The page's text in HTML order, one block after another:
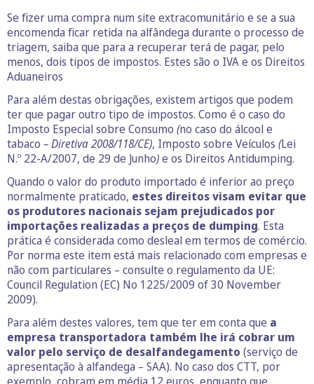
Se fizer uma compra num site extracomunitário e se a sua
encomenda ficar retida na alfândega durante o processo de
triagem, saiba que para a recuperar terá de pagar, pelo
menos, dois tipos de impostos. Estes são o IVA e os Direitos
Aduaneiros
Para além destas obrigações, existem artigos que podem
ter que pagar outro tipo de impostos. Como é o caso do
Imposto Especial sobre Consumo (no caso do álcool e
tabaco – Diretiva 2008/118/CE), Imposto sobre Veículos (Lei
N.º 22-A/2007, de 29 de Junho)e os Direitos Antidumping.
Quando o valor do produto importado é inferior ao preço
normalmente praticado, estes direitos visam evitar que
os produtores nacionais sejam prejudicados por
importações realizadas a preços de dumping. Esta
prática é considerada como desleal em termos de comércio.
Por norma este item está mais relacionado com empresas e
não com particulares – consulte o regulamento da UE:
Council Regulation (EC) No 1225/2009 of 30 November
2009).
Para além destes valores, tem que ter em conta que a
empresa transportadora também lhe irá cobrar um
valor pelo serviço de desalfandegamento (serviço de
apresentação à alfandega – SAA). No caso dos CTT, por